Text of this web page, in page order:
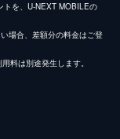
トを、U-NEXT MOBILEの
場合、差額分の料金はご登
料は別途発生します。